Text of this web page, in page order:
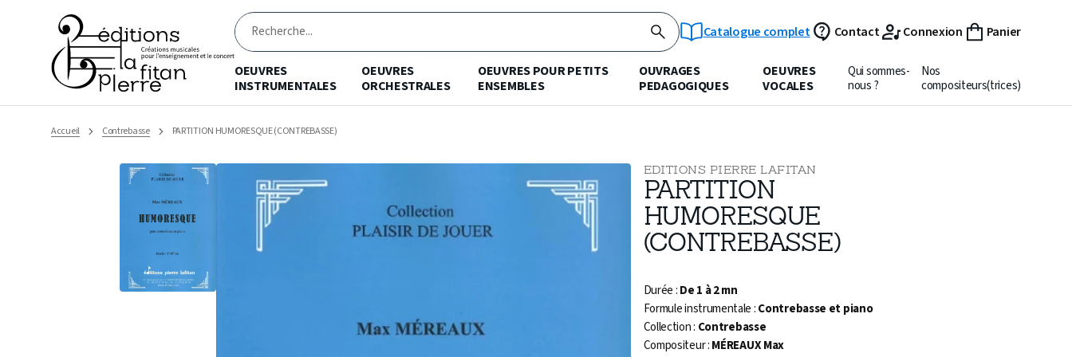
Recherche Catalogue complet Contact Connexion Panier
OEUVRES
INSTRUMENTALES
OEUVRES
ORCHESTRALES
OEUVRES POUR PETITS
ENSEMBLES
OUVRAGES
PEDAGOGIQUES
OEUVRES
VOCALES
Qui sommes-
nous ?
Nos
compositeurs(trices)
Accueil Contrebasse PARTITION HUMORESQUE (CONTREBASSE)
EDITIONS PIERRE LAFITAN
PARTITION
HUMORESQUE
(CONTREBASSE)
Durée :De 1 à 2 mn
Formule instrumentale :Contrebasse et piano
Collection : Contrebasse
Compositeur :MÉREAUX Max